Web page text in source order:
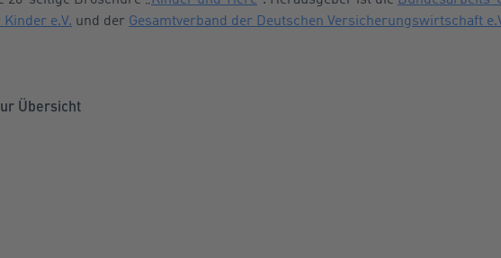
e.V. und der Gesamtverband der Deutschen Versicherungswirtschaft
Übersicht